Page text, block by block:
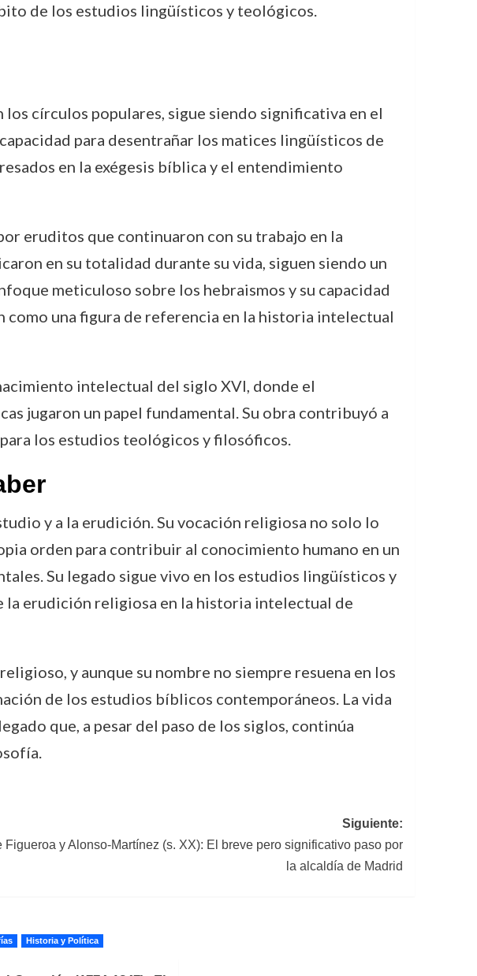
de los estudios lingüísticos y teológicos.
los círculos populares, sigue siendo significativa en el
para desentrañar los matices lingüísticos de
en la exégesis bíblica y el entendimiento
eruditos que continuaron con su trabajo en la
en su totalidad durante su vida, siguen siendo un
meticuloso sobre los hebraismos y su capacidad
una figura de referencia en la historia intelectual
intelectual del siglo XVI, donde el
jugaron un papel fundamental. Su obra contribuyó a
los estudios teológicos y filosóficos.
y a la erudición. Su vocación religiosa no solo lo
orden para contribuir al conocimiento humano en un
Su legado sigue vivo en los estudios lingüísticos y
la erudición religiosa en la historia intelectual de
y aunque su nombre no siempre resuena en los
de los estudios bíblicos contemporáneos. La vida
que, a pesar del paso de los siglos, continúa
Siguiente:
Figueroa y Alonso-Martínez (s. XX): El breve pero significativo paso por
la alcaldía de Madrid
Historia y Política